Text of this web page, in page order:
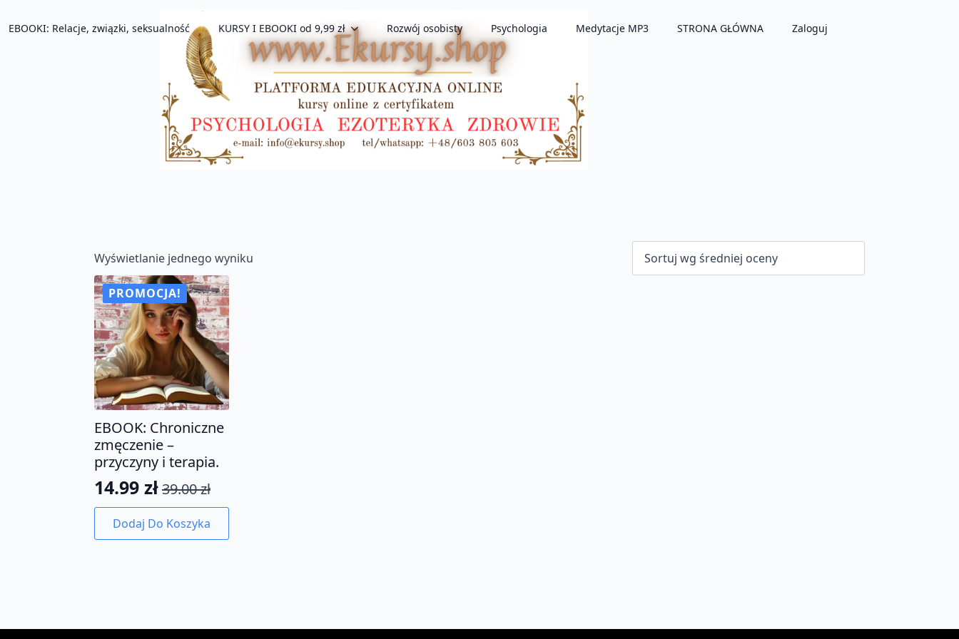
EBOOKI: Relacje, związki, seksualność KURSY I EBOOKI od 9,99 zł Rozwój osobisty Psychologia Medytacje MP3 STRONA GŁÓWNA Zaloguj
Wyświetlanie jednego wyniku
PROMOCJA!
EBOOK: Chroniczne
zmęczenie –
przyczyny i terapia.
39.00zł
Pierwotna
cena
wynosiła:
14.99 zł
Aktualna
cena
wynosi:
Dodaj Do Koszyka